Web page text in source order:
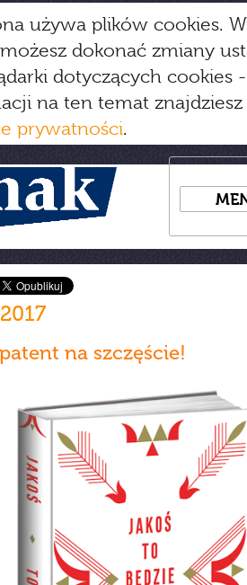
używa plików cookies.
dokonać zmiany
dotyczących cookies
na ten temat
prywatności.
na szczęście!